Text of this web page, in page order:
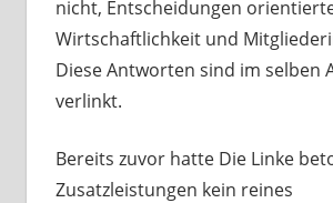
nicht, Entscheidungen
Wirtschaftlichkeit und
Diese Antworten sind im selben
verlinkt.
Bereits zuvor hatte Die Linke
Zusatzleistungen kein reines